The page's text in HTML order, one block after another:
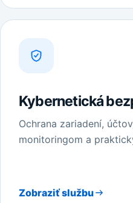
Kybernetická
Ochrana zariadení,
monitoringom a
Zobraziť službu